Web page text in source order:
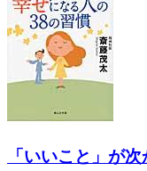
「いいこと」が